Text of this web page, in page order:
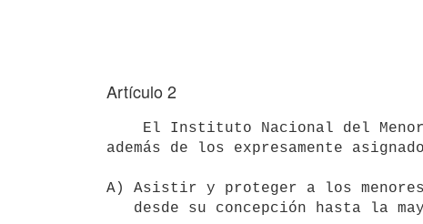
Artículo 2
además de los expresamente
A) Asistir y proteger a los menores